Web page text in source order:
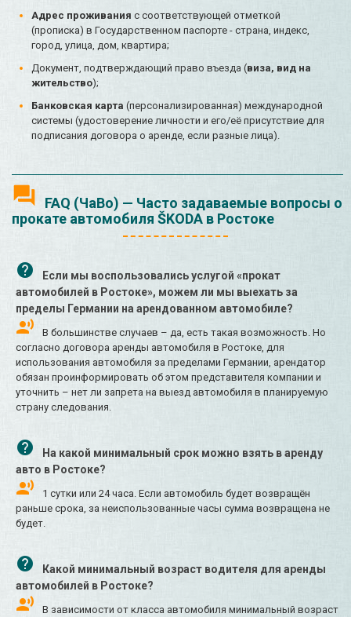
Адрес проживания с соответствующей отметкой
(прописка) в Государственном паспорте - страна, индекс,
город, улица, дом, квартира;
Документ, подтверждающий право въезда (виза, вид на
жительство);
Банковская карта (персонализированная) международной
системы (удостоверение личности и его/её присутствие для
подписания договора о аренде, если разные лица).
FAQ (ЧаВо) — Часто задаваемые вопросы о
прокате автомобиля ŠKODA в Ростоке
Если мы воспользовались услугой «прокат
автомобилей в Ростоке», можем ли мы выехать за
пределы Германии на арендованном автомобиле?
В большинстве случаев – да, есть такая возможность. Но
согласно договора аренды автомобиля в Ростоке, для
использования автомобиля за пределами Германии, арендатор
обязан проинформировать об этом представителя компании и
уточнить – нет ли запрета на выезд автомобиля в планируемую
страну следования.
На какой минимальный срок можно взять в аренду
авто в Ростоке?
1 сутки или 24 часа. Если автомобиль будет возвращён
раньше срока, за неиспользованные часы сумма возвращена не
будет.
Какой минимальный возраст водителя для аренды
автомобилей в Ростоке?
В зависимости от класса автомобиля минимальный возраст